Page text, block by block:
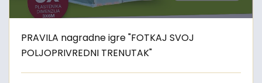
PRAVILA nagradne igre "FOTKAJ SVOJ
POLJOPRIVREDNI TRENUTAK"